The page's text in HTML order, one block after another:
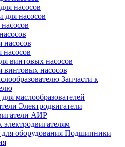
насосов
для насосов
насосов
насосов
винтовых насосов
винтовых насосов
Запчасти к
маслообразователей
Электродвигатели
АИР
электродвигателям
Подшипники